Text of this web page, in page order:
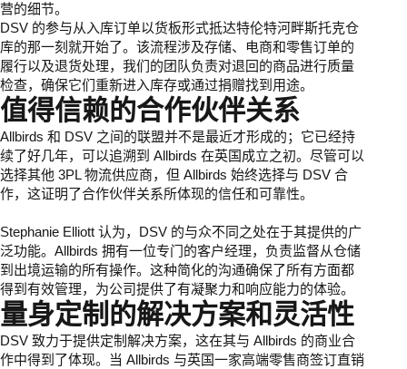
营的细节。
DSV 的参与从入库订单以货板形式抵达特伦特河畔斯托克仓
库的那一刻就开始了。该流程涉及存储、电商和零售订单的
履行以及退货处理，我们的团队负责对退回的商品进行质量
检查，确保它们重新进入库存或通过捐赠找到用途。
值得信赖的合作伙伴关系
Allbirds 和 DSV 之间的联盟并不是最近才形成的；它已经持
续了好几年，可以追溯到 Allbirds 在英国成立之初。尽管可以
选择其他 3PL 物流供应商，但 Allbirds 始终选择与 DSV 合
作，这证明了合作伙伴关系所体现的信任和可靠性。
Stephanie Elliott 认为，DSV 的与众不同之处在于其提供的广
泛功能。Allbirds 拥有一位专门的客户经理，负责监督从仓储
到出境运输的所有操作。这种简化的沟通确保了所有方面都
得到有效管理，为公司提供了有凝聚力和响应能力的体验。
量身定制的解决方案和灵活性
DSV 致力于提供定制解决方案，这在其与 Allbirds 的商业合
作中得到了体现。当 Allbirds 与英国一家高端零售商签订直销